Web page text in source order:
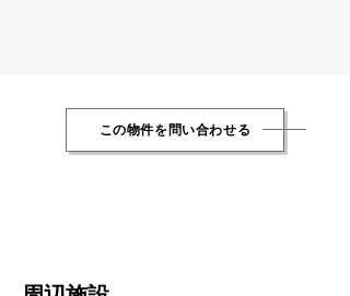
この物件を問い合わせる